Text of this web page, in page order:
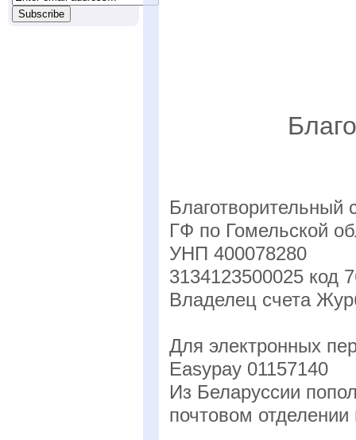
Благотворительный
ГФ по Гомельской
УНП 400078280
3134123500025 код
Владелец счета
Для электронных
Easypay 01157140
Из Беларуссии
почтовом